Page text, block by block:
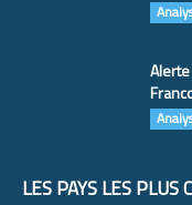
Alerte
LES PAYS LES PLUS